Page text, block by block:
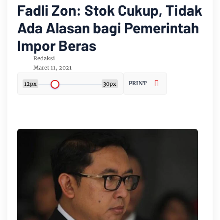
Fadli Zon: Stok Cukup, Tidak
Ada Alasan bagi Pemerintah
Impor Beras
Redaksi
Maret 11, 2021
12px 30px PRINT